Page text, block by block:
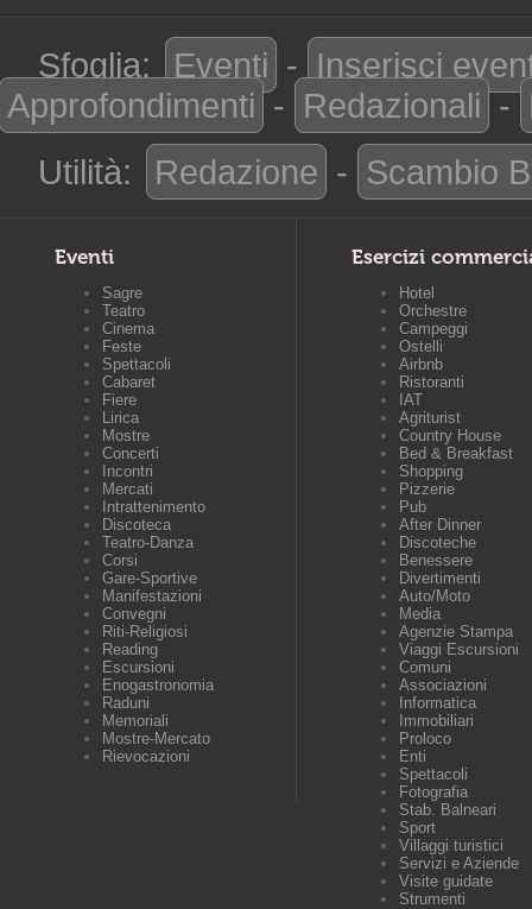
Sfoglia: Eventi - Inserisci
Approfondimenti - Redazionali -
Utilità:
Redazione - Scambio
Eventi
Sagre
Teatro
Cinema
Feste
Spettacoli
Cabaret
Fiere
Lirica
Mostre
Concerti
Incontri
Mercati
Intrattenimento
Discoteca
Teatro-Danza
Corsi
Gare-Sportive
Manifestazioni
Convegni
Riti-Religiosi
Reading
Escursioni
Enogastronomia
Raduni
Memoriali
Mostre-Mercato
Rievocazioni
Esercizi
Hotel
Orchestre
Campeggi
Ostelli
Airbnb
Ristoranti
IAT
Agriturist
Country House
Bed & Breakfast
Shopping
Pizzerie
Pub
After Dinner
Discoteche
Benessere
Divertimenti
Auto/Moto
Media
Agenzie Stampa
Viaggi Escursioni
Comuni
Associazioni
Informatica
Immobiliari
Proloco
Enti
Spettacoli
Fotografia
Stab. Balneari
Sport
Villaggi turistici
Servizi e Aziende
Visite guidate
Strumenti